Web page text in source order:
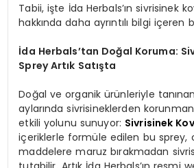
Tabii, işte İda Herbals’ın sivrisinek
hakkında daha ayrıntılı bilgi içeren
İda Herbals’tan Doğal Koruma:
Sprey Artık Satışta
Doğal ve organik ürünleriyle
aylarında sivrisineklerden
etkili yolunu sunuyor: Sivrisinek
içeriklerle formüle edilen bu sprey,
maddelere maruz bırakmadan